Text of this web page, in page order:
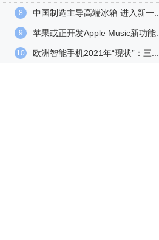
8 中国制造主导高端冰箱 进入新一...
9 苹果或正开发Apple Music新功能...
10 欧洲智能手机2021年“现状”：三...